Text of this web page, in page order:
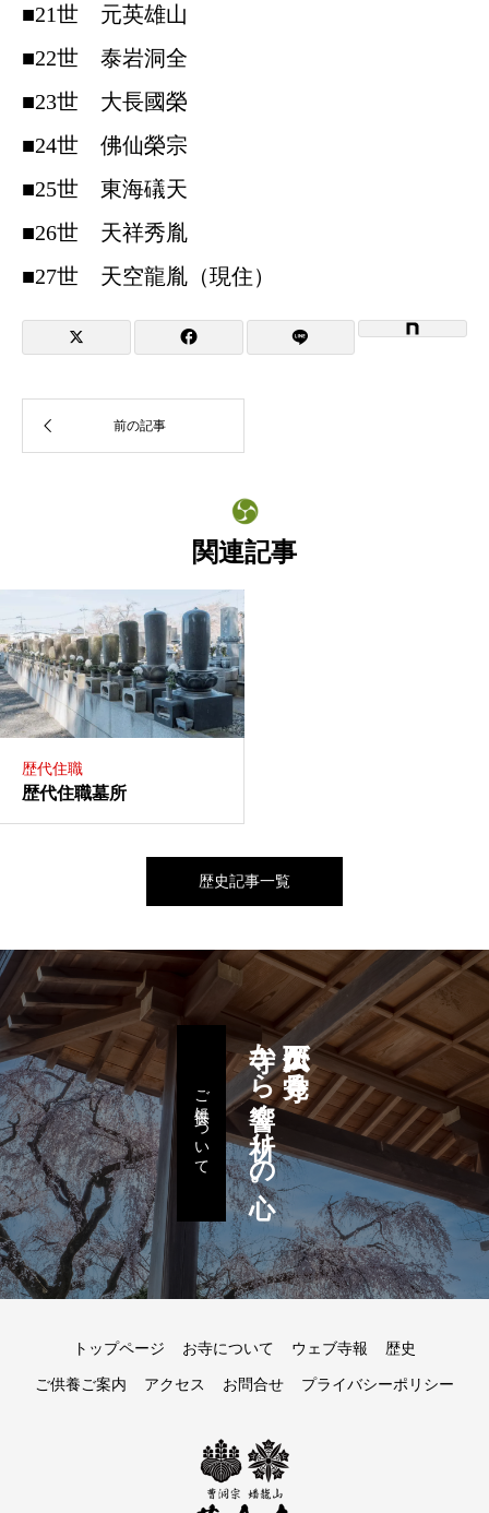
■21世 元英雄山
■22世 泰岩洞全
■23世 大長國榮
■24世 佛仙榮宗
■25世 東海礒天
■26世 天祥秀胤
■27世 天空龍胤（現住）
関連記事
歴代住職
歴代住職墓所
歴史記事一覧
久下田大仏が見守る
寺から響く祈りの心。
ご供養について
トップページ お寺について ウェブ寺報 歴史
ご供養ご案内 アクセス お問合せ プライバシーポリシー